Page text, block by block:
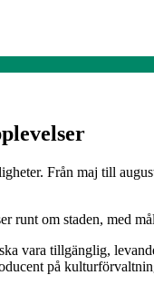
Från maj till
runt om staden, med
vara tillgänglig,
på